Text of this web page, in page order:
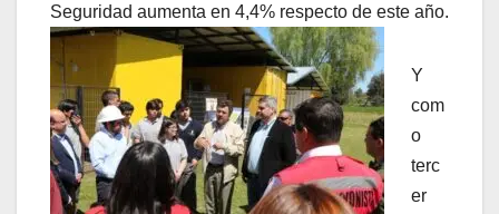
Seguridad aumenta en 4,4% respecto de este año.
Y
com
o
terc
er